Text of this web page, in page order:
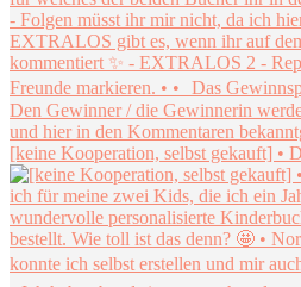
[keine Kooperation, selbst gekauft] •